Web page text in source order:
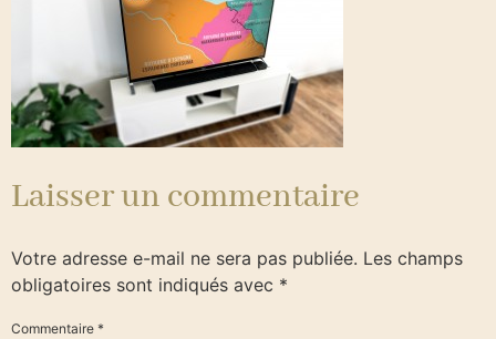
Laisser un commentaire
Votre adresse e-mail ne sera pas publiée. Les champs
obligatoires sont indiqués avec *
Commentaire *